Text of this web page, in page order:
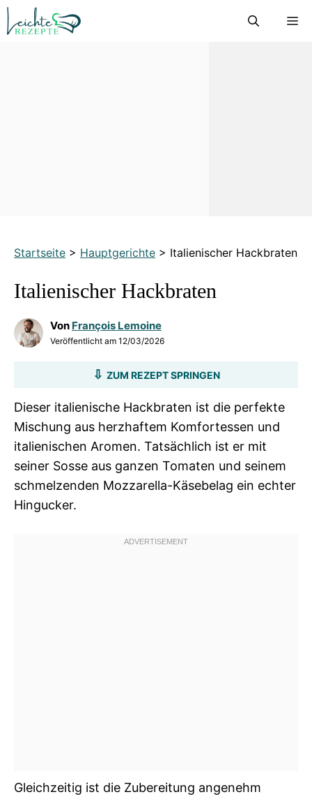
Zum
Inhalt
Startseite > Hauptgerichte > Italienischer Hackbraten
Italienischer Hackbraten
Von François Lemoine
Veröffentlicht am 12/03/2026
ZUM REZEPT SPRINGEN
Dieser italienische Hackbraten ist die perfekte
Mischung aus herzhaftem Komfortessen und
italienischen Aromen. Tatsächlich ist er mit
seiner Sosse aus ganzen Tomaten und seinem
schmelzenden Mozzarella-Käsebelag ein echter
Hingucker.
Gleichzeitig ist die Zubereitung angenehm